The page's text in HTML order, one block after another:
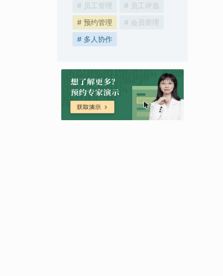
# 员工管理
# 员工评选
# 预约管理
# 会员管理
# 多人协作